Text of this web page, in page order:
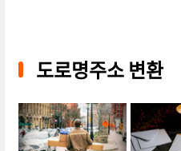
도로명주소 변환